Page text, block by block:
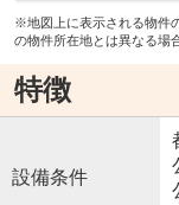
※地図上に表示される物件
の物件所在地とは異なる場
特徴
設備条件